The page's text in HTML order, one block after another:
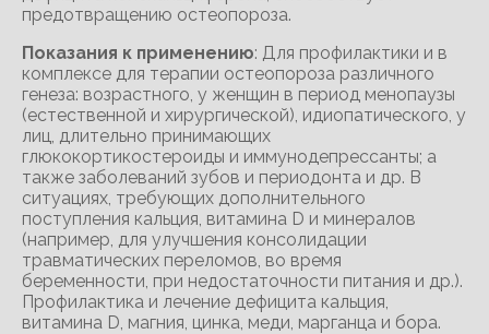
предотвращению остеопороза.
Показания к применению: Для профилактики и в
комплексе для терапии остеопороза различного
генеза: возрастного, у женщин в период менопаузы
(естественной и хирургической), идиопатического, у
лиц, длительно принимающих
глюкокортикостероиды и иммунодепрессанты; а
также заболеваний зубов и периодонта и др. В
ситуациях, требующих дополнительного
поступления кальция, витамина D и минералов
(например, для улучшения консолидации
травматических переломов, во время
беременности, при недостаточности питания и др.).
Профилактика и лечение дефицита кальция,
витамина D, магния, цинка, меди, марганца и бора.